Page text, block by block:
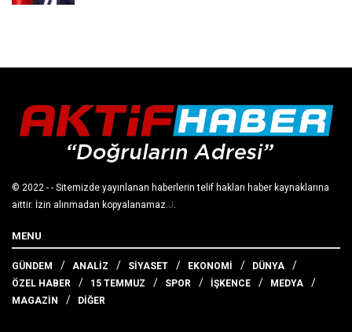
© 2022 - - Sitemizde yayınlanan haberlerin telif hakları haber kaynaklarına
aittir. İzin alınmadan kopyalanamaz. J
MENU
GÜNDEM ANALİZ SİYASET EKONOMİ
DÜNYA
ÖZEL HABER
15 TEMMUZ SPOR İŞKENCE
MEDYA
MAGAZİN
DİĞER